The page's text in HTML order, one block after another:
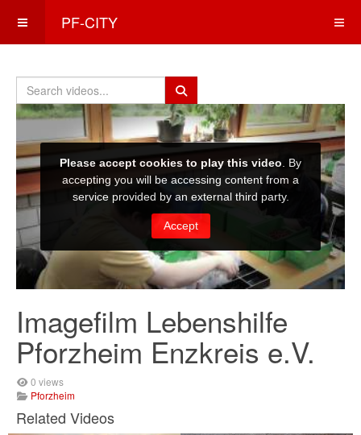
PF-CITY
Imagefilm Lebenshilfe
Pforzheim Enzkreis e.V.
0 views
Pforzheim
Related Videos